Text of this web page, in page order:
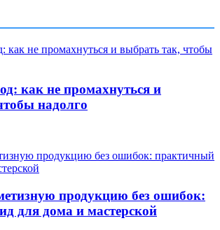
как не промахнуться и
надолго
продукцию без ошибок:
для дома и мастерской